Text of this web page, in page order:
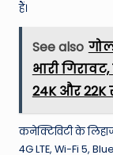
हैं।
See also
भारी
24K और 22K
कनेक्टिविटी के
4G LTE, Wi-Fi 5,